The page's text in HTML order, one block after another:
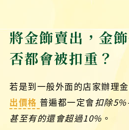
將金飾賣出，金
否都會被扣重？
若是到一般外面的店家辦理
出價格 普遍都一定會扣除
甚至有的還會超過10% 。